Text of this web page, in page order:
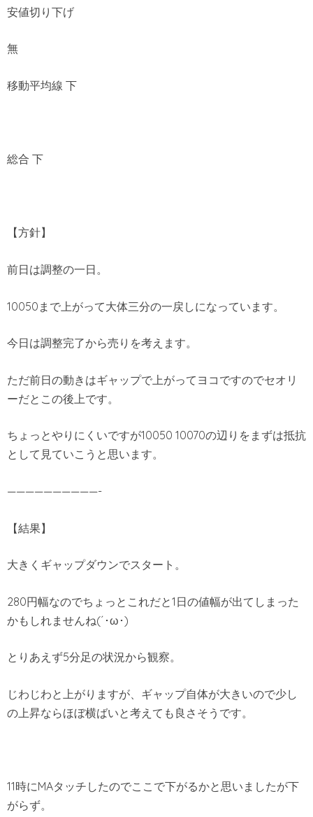
安値切り下げ
無
移動平均線 下
総合 下
【方針】
前日は調整の一日。
10050まで上がって大体三分の一戻しになっています。
今日は調整完了から売りを考えます。
ただ前日の動きはギャップで上がってヨコですのでセオリ
ーだとこの後上です。
ちょっとやりにくいですが10050 10070の辺りをまずは抵抗
として見ていこうと思います。
——————————-
【結果】
大きくギャップダウンでスタート。
280円幅なのでちょっとこれだと1日の値幅が出てしまった
かもしれませんね(´･ω･)
とりあえず5分足の状況から観察。
じわじわと上がりますが、ギャップ自体が大きいので少し
の上昇ならほぼ横ばいと考えても良さそうです。
11時にMAタッチしたのでここで下がるかと思いましたが下
がらず。